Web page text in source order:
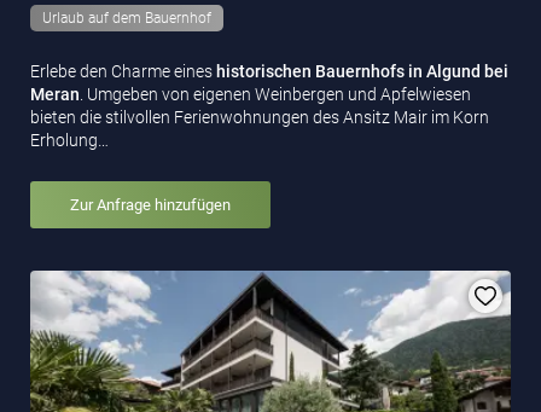
Urlaub auf dem Bauernhof
Erlebe den Charme eines historischen Bauernhofs in Algund bei
Meran . Umgeben von eigenen Weinbergen und Apfelwiesen
bieten die stilvollen Ferienwohnungen des Ansitz Mair im Korn
Erholung…
Zur Anfrage hinzufügen